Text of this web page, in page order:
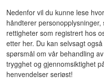
Nedenfor vil du kunne lese
håndterer
rettigheter som registrert hos
etter her. Du kan selvsagt
spørsmål om vår behandling
trygghet og gjennomsiktighet
henvendelser seriøst!